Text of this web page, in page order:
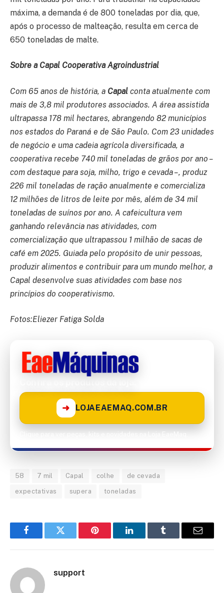
máxima, a demanda é de 800 toneladas por dia, que,
após o processo de malteação, resulta em cerca de
650 toneladas de malte.
Sobre a Capal Cooperativa Agroindustrial
Com 65 anos de história, a Capal conta atualmente com
mais de 3,8 mil produtores associados. A área assistida
ultrapassa 178 mil hectares, abrangendo 82 municípios
nos estados do Paraná e de São Paulo. Com 23 unidades
de negócio e uma cadeia agrícola diversificada, a
cooperativa recebe 740 mil toneladas de grãos por ano –
com destaque para soja, milho, trigo e cevada –, produz
226 mil toneladas de ração anualmente e comercializa
12 milhões de litros de leite por mês, além de 34 mil
toneladas de suínos por ano. A cafeicultura vem
ganhando relevância nas atividades, com
comercialização que ultrapassou 1 milhão de sacas de
café em 2025. Guiada pelo propósito de unir pessoas,
produzir alimentos e contribuir para um mundo melhor, a
Capal desenvolve suas atividades com base nos
princípios do cooperativismo.
Fotos:Eliezer Fatiga Solda
➜ LOJAEAEMAQ.COM.BR
58 7 mil Capal colhe de cevada
expectativas supera toneladas
FacebookTwitter Pinterest LinkedInTumblr Email
support